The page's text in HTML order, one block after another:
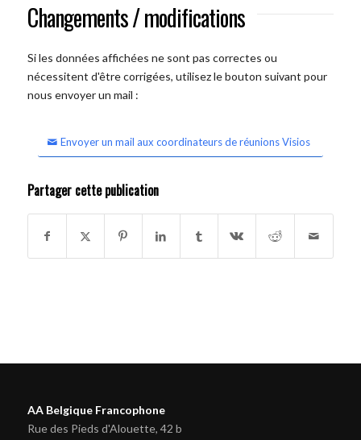
Changements / modifications
Si les données affichées ne sont pas correctes ou
nécessitent d'être corrigées, utilisez le bouton suivant pour
nous envoyer un mail :
Envoyer un mail aux coordinateurs de réunions Visios
Partager cette publication
AA Belgique Francophone
Rue des Pieds d'Alouette, 42 b